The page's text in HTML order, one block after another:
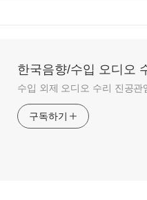
한국음향/수입 오디오
수입 외제 오디오 수리 진공
구독하기